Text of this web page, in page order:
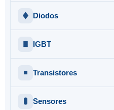
Diodos
IGBT
Transistores
Sensores